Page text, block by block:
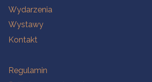
Wydarzenia
Wystawy
Kontakt
Na skróty.
Regulamin